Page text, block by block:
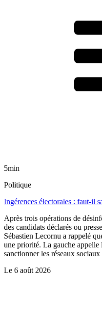
5min
Politique
Ingérences électorales : faut-il
Après trois opérations de
des candidats déclarés ou
Sébastien Lecornu a rappelé
une priorité. La gauche appelle
sanctionner les réseaux
Le 6 août 2026